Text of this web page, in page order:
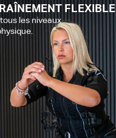
FLEXIBLE
les niveaux